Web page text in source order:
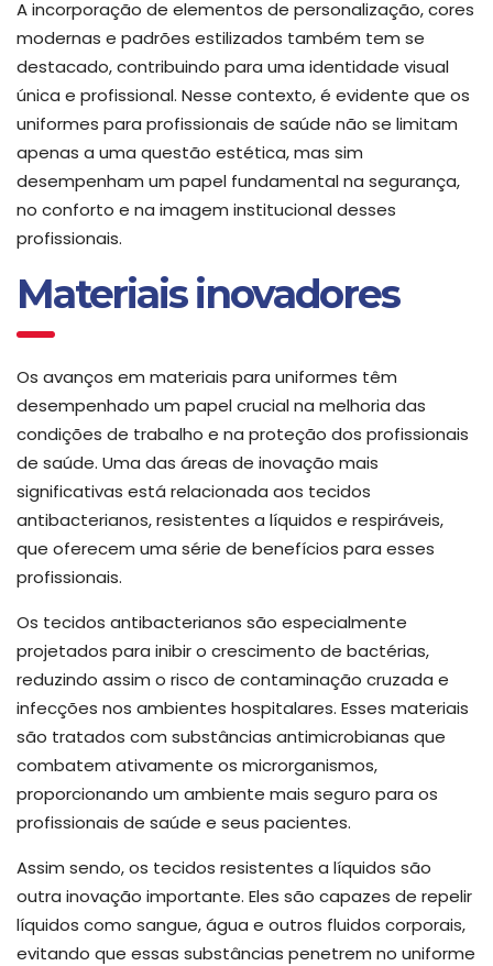
A incorporação de elementos de personalização, cores
modernas e padrões estilizados também tem se
destacado, contribuindo para uma identidade visual
única e profissional. Nesse contexto, é evidente que os
uniformes para profissionais de saúde não se limitam
apenas a uma questão estética, mas sim
desempenham um papel fundamental na segurança,
no conforto e na imagem institucional desses
profissionais.
Materiais inovadores
Os avanços em materiais para uniformes têm
desempenhado um papel crucial na melhoria das
condições de trabalho e na proteção dos profissionais
de saúde. Uma das áreas de inovação mais
significativas está relacionada aos tecidos
antibacterianos, resistentes a líquidos e respiráveis,
que oferecem uma série de benefícios para esses
profissionais.
Os tecidos antibacterianos são especialmente
projetados para inibir o crescimento de bactérias,
reduzindo assim o risco de contaminação cruzada e
infecções nos ambientes hospitalares. Esses materiais
são tratados com substâncias antimicrobianas que
combatem ativamente os microrganismos,
proporcionando um ambiente mais seguro para os
profissionais de saúde e seus pacientes.
Assim sendo, os tecidos resistentes a líquidos são
outra inovação importante. Eles são capazes de repelir
líquidos como sangue, água e outros fluidos corporais,
evitando que essas substâncias penetrem no uniforme